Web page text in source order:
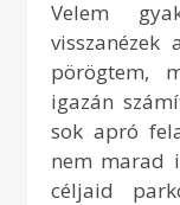
Velem gyakran előfordul, hogy este
pörögtem,
igazán
sok apró
nem marad
céljaid